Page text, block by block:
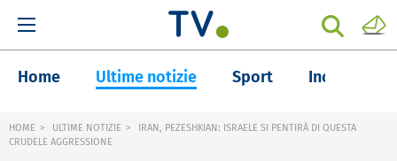
Home Ultime notizie Sport Inchieste
HOME ULTIME NOTIZIE
IRAN, PEZESHKIAN: ISRAELE SI PENTIRÀ DI QUESTA
CRUDELE AGGRESSIONE